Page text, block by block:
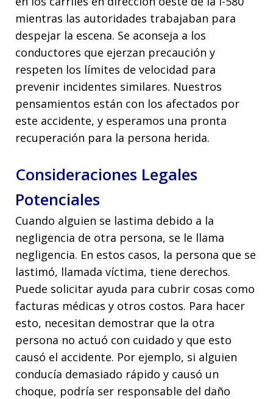
mientras las autoridades trabajaban para
despejar la escena. Se aconseja a los
conductores que ejerzan precaución y
respeten los límites de velocidad para
prevenir incidentes similares. Nuestros
pensamientos están con los afectados por
este accidente, y esperamos una pronta
recuperación para la persona herida.
Consideraciones Legales
Potenciales
Cuando alguien se lastima debido a la
negligencia de otra persona, se le llama
negligencia. En estos casos, la persona que se
lastimó, llamada víctima, tiene derechos.
Puede solicitar ayuda para cubrir cosas como
facturas médicas y otros costos. Para hacer
esto, necesitan demostrar que la otra
persona no actuó con cuidado y que esto
causó el accidente. Por ejemplo, si alguien
conducía demasiado rápido y causó un
choque, podría ser responsable del daño